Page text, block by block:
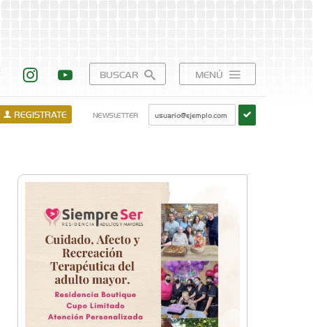
BUSCAR MENÚ
REGISTRATE NEWSLETTER